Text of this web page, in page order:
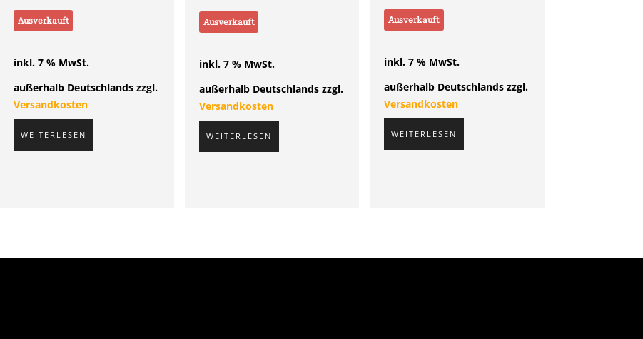
Ausverkauft
inkl. 7 % MwSt.
außerhalb Deutschlands zzgl.
Versandkosten
WEITERLESEN
Ausverkauft
inkl. 7 % MwSt.
außerhalb Deutschlands zzgl.
Versandkosten
WEITERLESEN
Ausverkauft
inkl. 7 % MwSt.
außerhalb Deutschlands zzgl.
Versandkosten
WEITERLESEN